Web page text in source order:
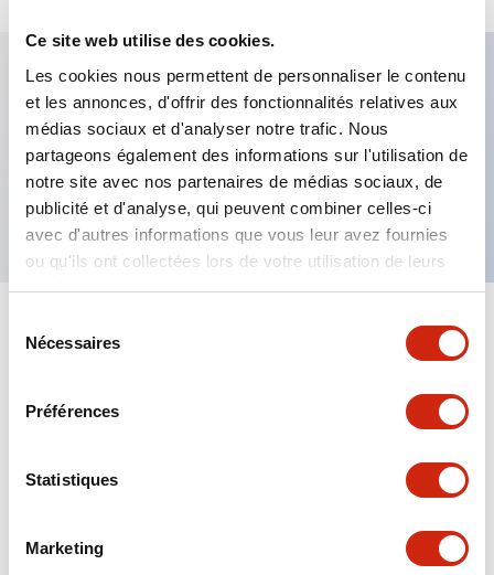
Ce site web utilise des cookies.
Les cookies nous permettent de personnaliser le contenu
et les annonces, d'offrir des fonctionnalités relatives aux
médias sociaux et d'analyser notre trafic. Nous
partageons également des informations sur l'utilisation de
notre site avec nos partenaires de médias sociaux, de
publicité et d'analyse, qui peuvent combiner celles-ci
avec d'autres informations que vous leur avez fournies
ou qu'ils ont collectées lors de votre utilisation de leurs
services.
Nécessaires
Préférences
Statistiques
Marketing
Caractéristiques clés
Bouton-poussoir affleurant, contact 2NF, borne à
vis sécurisée pour les doigts, bouton jaune
Spécifications Tout développer+